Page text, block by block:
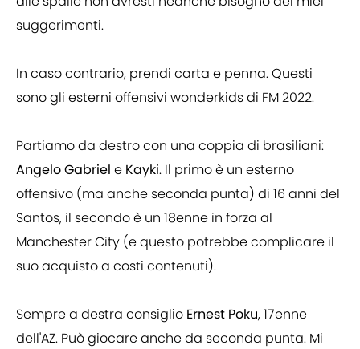
suggerimenti.
In caso contrario, prendi carta e penna. Questi
sono gli esterni offensivi wonderkids di FM 2022.
Partiamo da destro con una coppia di brasiliani:
Angelo Gabriel e Kayki. Il primo è un esterno
offensivo (ma anche seconda punta) di 16 anni del
Santos, il secondo è un 18enne in forza al
Manchester City (e questo potrebbe complicare il
suo acquisto a costi contenuti).
Sempre a destra consiglio Ernest Poku, 17enne
dell'AZ. Può giocare anche da seconda punta. Mi